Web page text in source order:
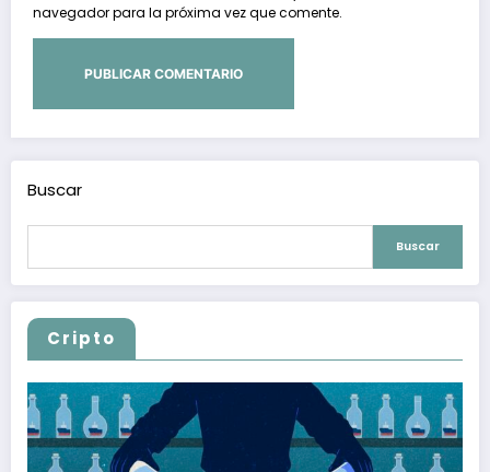
navegador para la próxima vez que comente.
Buscar
Buscar
Cripto